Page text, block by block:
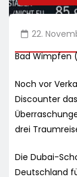
22.
Bad Wimpfen
Noch vor
Discounter
drei
Die Dubai-
Deutschland